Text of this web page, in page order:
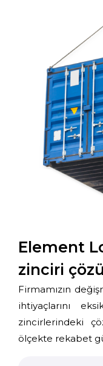
Element
zinciri
Firmamızın
ihtiyaçlarını
zincirlerindeki
ölçekte rekabet